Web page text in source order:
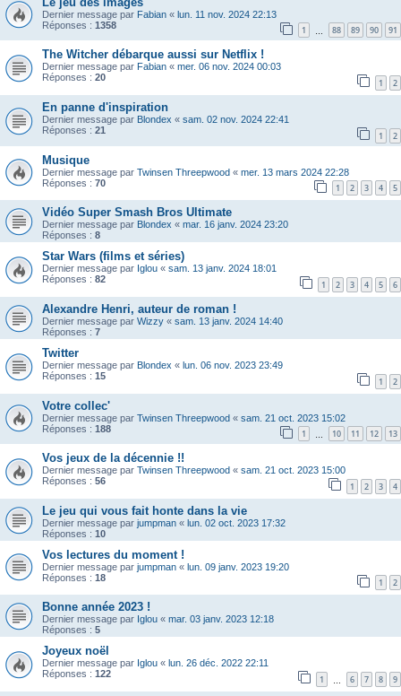
Dernier message par Fabian « lun. 11 nov. 2024 22:13
Réponses : 1358 1 88 89 90 91
The Witcher débarque aussi sur Netflix !
Dernier message par Fabian « mer. 06 nov. 2024 00:03
Réponses : 20 1 2
En panne d'inspiration
Dernier message par Blondex « sam. 02 nov. 2024 22:41
Réponses : 21 1 2
Musique
Dernier message par Twinsen Threepwood « mer. 13 mars 2024 22:28
Réponses : 70 1 2 3 4 5
Vidéo Super Smash Bros Ultimate
Dernier message par Blondex « mar. 16 janv. 2024 23:20
Réponses : 8
Star Wars (films et séries)
Dernier message par Iglou « sam. 13 janv. 2024 18:01
Réponses : 82 1 2 3 4 5 6
Alexandre Henri, auteur de roman !
Dernier message par Wizzy « sam. 13 janv. 2024 14:40
Réponses : 7
Twitter
Dernier message par Blondex « lun. 06 nov. 2023 23:49
Réponses : 15 1 2
Votre collec'
Dernier message par Twinsen Threepwood « sam. 21 oct. 2023 15:02
Réponses : 188 1 10 11 12 13
Vos jeux de la décennie !!
Dernier message par Twinsen Threepwood « sam. 21 oct. 2023 15:00
Réponses : 56 1 2 3 4
Le jeu qui vous fait honte dans la vie
Dernier message par jumpman « lun. 02 oct. 2023 17:32
Réponses : 10
Vos lectures du moment !
Dernier message par jumpman « lun. 09 janv. 2023 19:20
Réponses : 18 1 2
Bonne année 2023 !
Dernier message par Iglou « mar. 03 janv. 2023 12:18
Réponses : 5
Joyeux noël
Dernier message par Iglou « lun. 26 déc. 2022 22:11
Réponses : 122 1 6 7 8 9